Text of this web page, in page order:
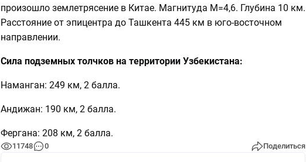
произошло землетрясение в Китае. Магнитуда М=4,6. Глубина 10 км.
Расстояние от эпицентра до Ташкента 445 км в юго-восточном
направлении.
Сила подземных толчков на территории Узбекистана:
Наманган: 249 км, 2 балла.
Андижан: 190 км, 2 балла.
Фергана: 208 км, 2 балла.
11748 0 Поделиться